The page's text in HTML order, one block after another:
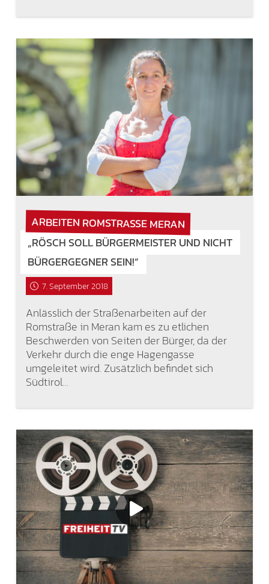
ARBEITEN ROMSTRASSE MERAN
„RÖSCH SOLL BÜRGERMEISTER UND NICHT
BÜRGERGEGNER SEIN!“
7. September 2018
Anlässlich der Straßenarbeiten auf der
Romstraße in Meran kam es zu etlichen
Beschwerden von Seiten der Bürger, da der
Verkehr durch die enge Hagengasse
umgeleitet wird. Zusätzlich befindet sich
Südtirol…